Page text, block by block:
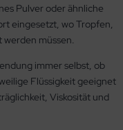
Pulver oder ähnliche
eingesetzt, wo Tropfen,
müssen.
immer selbst, ob
Flüssigkeit geeignet
Viskosität und